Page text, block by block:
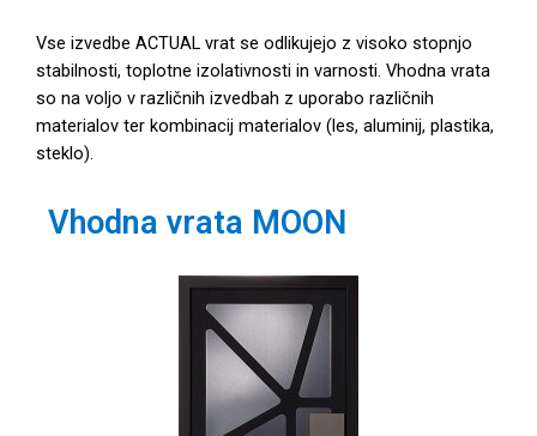
Vse izvedbe ACTUAL vrat se odlikujejo z visoko stopnjo
stabilnosti, toplotne izolativnosti in varnosti. Vhodna vrata
so na voljo v različnih izvedbah z uporabo različnih
materialov ter kombinacij materialov (les, aluminij, plastika,
steklo).
Vhodna vrata MOON